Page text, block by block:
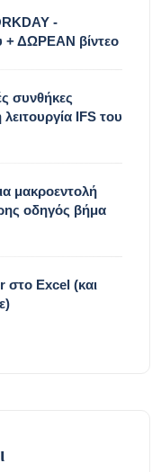
-
+ ΔΩΡΕΑΝ βίντεο
συνθήκες
IFS του
μακροεντολή
οδηγός βήμα
στο Excel (και